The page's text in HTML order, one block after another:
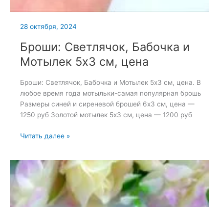
28 октября, 2024
Броши: Светлячок, Бабочка и
Мотылек 5х3 см, цена
Броши: Светлячок, Бабочка и Мотылек 5х3 см, цена. В
любое время года мотыльки-самая популярная брошь
Размеры синей и сиреневой брошей 6х3 см, цена —
1250 руб Золотой мотылек 5х3 см, цена — 1200 руб
Броши:
Мотылек
5х3
см,
Читать далее »